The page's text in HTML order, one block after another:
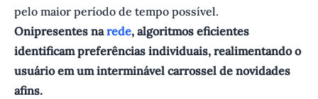
pelo maior período de tempo possível.
Onipresentes narede, algoritmos eficientes
identificam preferências individuais, realimentando o
usuário em um interminável carrossel de novidades
afins.